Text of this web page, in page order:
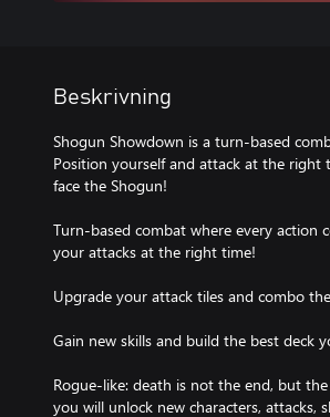
Beskrivning
Shogun Showdown is a turn-based
Position yourself and attack at the
face the Shogun!
Turn-based combat where every action
your attacks at the right time!
Upgrade your attack tiles and combo
Gain new skills and build the best deck
Rogue-like: death is not the end, but
you will unlock new characters, attacks,